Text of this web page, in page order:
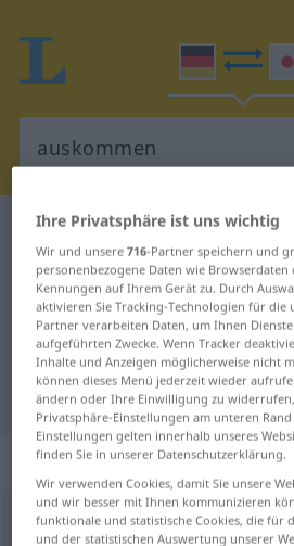
Deutsch-Japanisch Wörterbuch
Deutsch-Japanisch
für "auskommen"
"auskommen"
Übersetzung
„auskommen“
auskommen
Ihre Privatsphäre ist uns wichtig
Wir und unsere716-Partner speichern und
personenbezogene Daten wie
Kennungen auf Ihrem Gerät zu. Durch
aktivieren Sie Tracking-Technologien für die
Partner verarbeiten Daten, um Ihnen
aufgeführten Zwecke. Wenn Tracker
Inhalte und Anzeigen möglicherweise nicht
können dieses Menü jederzeit wieder
ändern oder Ihre Einwilligung zu
Privatsphäre-Einstellungen am unteren
Einstellungen gelten innerhalb unseres
finden Sie in unserer Datenschutzerklärung.
Wir verwenden Cookies, damit Sie unsere
und wir besser mit Ihnen kommunizieren
funktionale und statistische Cookies, die für
und der statistischen Auswertung unserer